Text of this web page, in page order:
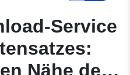
Service
Nähe der